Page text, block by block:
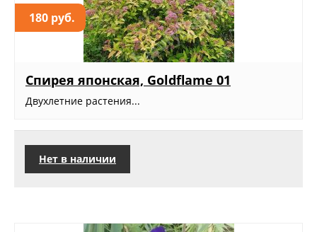
180 руб.
Спирея японская, Goldflame 01
Двухлетние растения...
Нет в наличии